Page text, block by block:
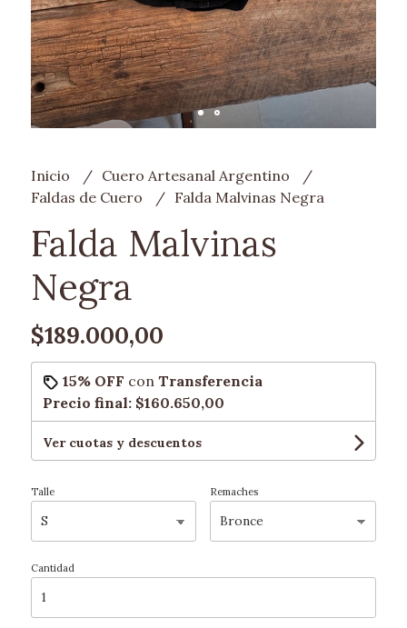
Inicio
Cuero Artesanal Argentino
Faldas de Cuero
Falda Malvinas Negra
Falda Malvinas
Negra
$189.000,00
15% OFF con Transferencia
Precio final: $160.650,00
Ver cuotas y descuentos
Talle Remaches
Cantidad